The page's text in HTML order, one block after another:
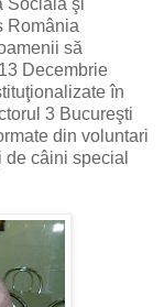
România
să
Decembrie
în
3 Bucureşti
din voluntari
câini special